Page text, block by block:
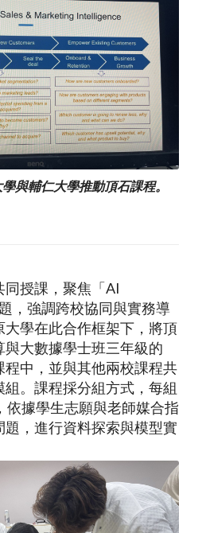
與輔仁大學推動頂石課程。
授課，聚焦「AI
，強調跨校協同與實務導
學在此合作框架下，將頂
大數據學士班三年級的
程中，並與其他兩校課程共
。課程採分組方式，每組
依據學生志願與老師媒合指
，進行資料探索與模型實